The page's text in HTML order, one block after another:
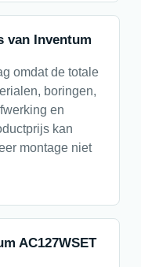
van Inventum
omdat de totale
boringen,
en
kan
montage niet
AC127WSET